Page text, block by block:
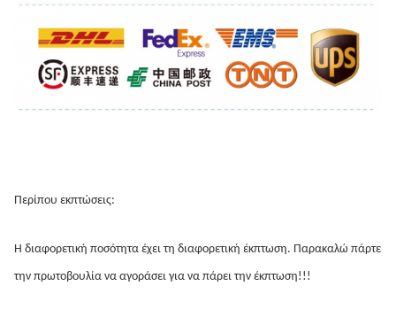
Περίπου εκπτώσεις:
Η διαφορετική ποσότητα έχει τη διαφορετική έκπτωση. Παρακαλώ πάρτε
την πρωτοβουλία να αγοράσει για να πάρει την έκπτωση!!!